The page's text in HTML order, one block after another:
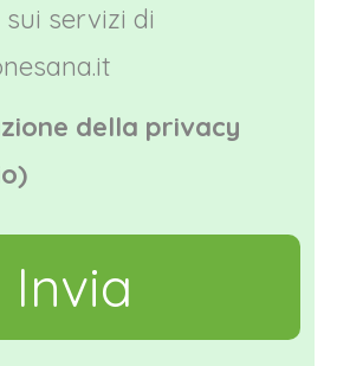
servizi di
della privacy